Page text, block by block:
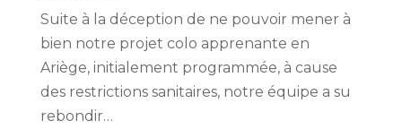
Suite à la déception de ne pouvoir mener à
bien notre projet colo apprenante en
Ariège, initialement programmée, à cause
des restrictions sanitaires, notre équipe a su
rebondir…